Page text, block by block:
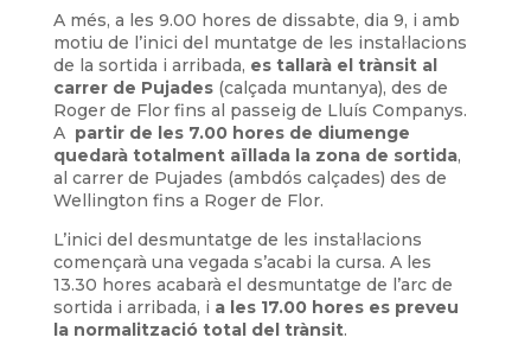
A més, a les 9.00 hores de dissabte, dia 9, i amb
motiu de l’inici del muntatge de les instal·lacions
de la sortida i arribada, es tallarà el trànsit al
carrer de Pujades(calçada muntanya), des de
Roger de Flor fins al passeig de Lluís Companys.
A partir de les 7.00 hores de diumenge
quedarà totalment aïllada la zona de sortida,
al carrer de Pujades (ambdós calçades) des de
Wellington fins a Roger de Flor.
L’inici del desmuntatge de les instal·lacions
començarà una vegada s’acabi la cursa. A les
13.30 hores acabarà el desmuntatge de l’arc de
sortida i arribada, i a les 17.00 hores es preveu
la normalització total del trànsit.